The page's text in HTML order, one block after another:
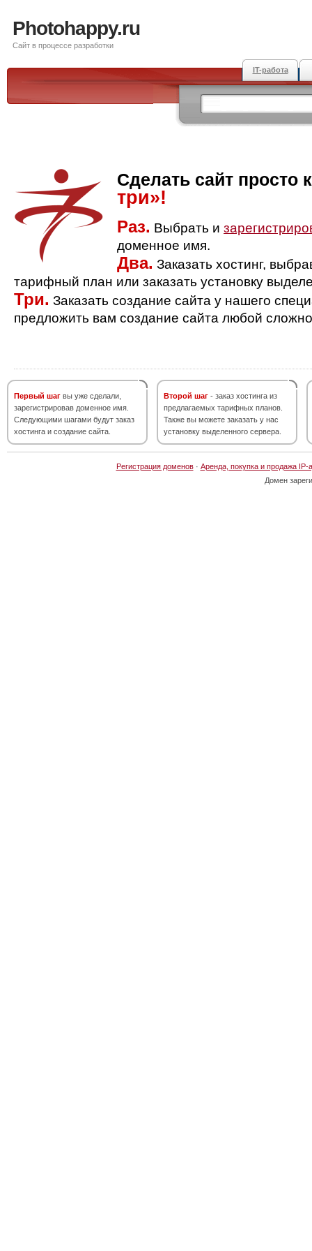
Photohappy.ru
Сайт в процессе разработки
IT-работа
Сделать сайт просто
три»!
Раз. Выбрать и
доменное имя.
Два. Заказать хостинг,
тарифный план или заказать установку
Три. Заказать создание сайта у нашего
предложить вам создание сайта любой
Первый шаг вы уже сделали,
зарегистрировав доменное имя.
Следующими шагами будут заказ
хостинга и создание сайта.
Второй шаг - заказ хостинга из
предлагаемых тарифных планов.
Также вы можете заказать у нас
установку выделенного сервера.
Регистрация доменов· Аренда, покупка и продажа IP-
Домен